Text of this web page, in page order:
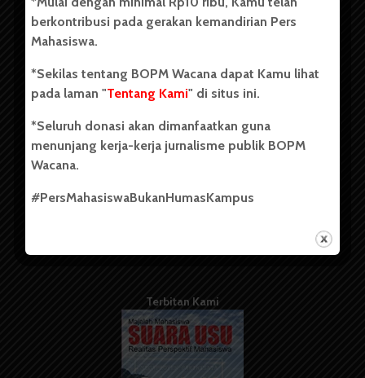
Kontribusi
Info Iklan
Pedoman Media Siber
Kode Etik Jurnalistik
Terbitan Kami
berkontribusi pada gerakan kemandirian Pers
Mahasiswa.
*Sekilas tentang BOPM Wacana dapat Kamu lihat
pada laman "Tentang Kami" di situs ini.
*Seluruh donasi akan dimanfaatkan guna
menunjang kerja-kerja jurnalisme publik BOPM
Wacana.
#PersMahasiswaBukanHumasKampus